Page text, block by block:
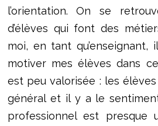
l’orientation. On se
d’élèves qui font des
moi, en tant qu’enseignant,
motiver mes élèves dans
est peu valorisée : les
général et il y a le
professionnel est presque